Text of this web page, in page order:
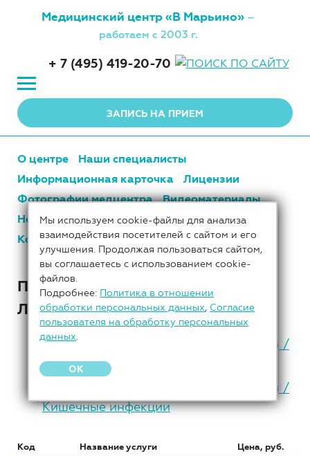
Медицинский центр«В Марьино» –
работаем с 2003 г.
+ 7 (495) 419-20-70
ЗАПИСЬ НА ПРИЕМ
О центре
Наши специалисты
Информационная карточка
Лицензии
Фотографии медцентра
Видеоматериалы
Новости центра
Цены
Наши партнеры
Контакты
ПРЕЙСКУРАНТ НА
ЛАБОРАТОРНЫЕ УСЛУГИ
Полимеразная цепная реакция (ПЦР) /
Бактериальные инфекции
Полимеразная цепная реакция (ПЦР) /
Кишечные инфекции
Код Название услуги Цена, руб.
Мы используем cookie-файлы для анализа
взаимодействия посетителей с сайтом и его
улучшения. Продолжая пользоваться сайтом,
вы соглашаетесь с использованием cookie-
файлов.
Подробнее: Политика в отношении
обработки персональных данных, Согласие
пользователя на обработку персональных
данных
OK